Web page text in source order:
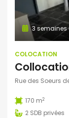
3 semaines
COLOCATION
Rue des Soeurs
170 m2
2 SDB privées